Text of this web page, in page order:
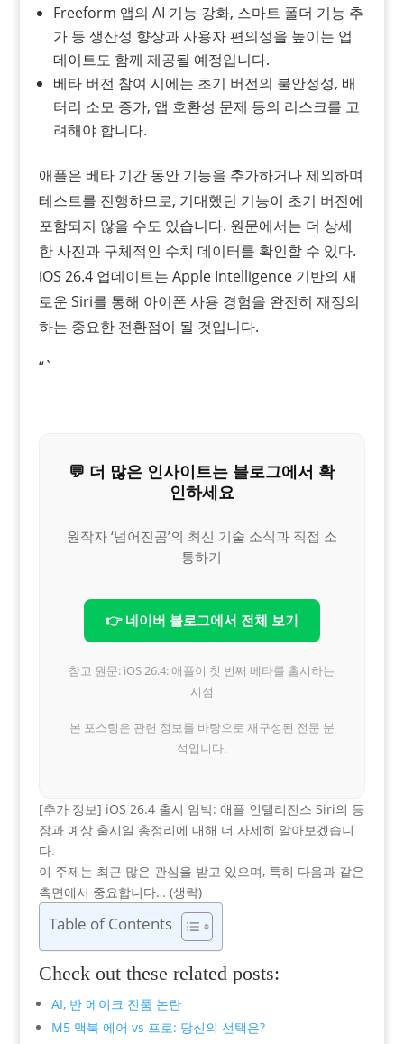
Freeform 앱의 AI 기능 강화, 스마트 폴더 기능 추
가 등 생산성 향상과 사용자 편의성을 높이는 업
데이트도 함께 제공될 예정입니다.
베타 버전 참여 시에는 초기 버전의 불안정성, 배
터리 소모 증가, 앱 호환성 문제 등의 리스크를 고
려해야 합니다.
애플은 베타 기간 동안 기능을 추가하거나 제외하며
테스트를 진행하므로, 기대했던 기능이 초기 버전에
포함되지 않을 수도 있습니다. 원문에서는 더 상세
한 사진과 구체적인 수치 데이터를 확인할 수 있다.
iOS 26.4 업데이트는 Apple Intelligence 기반의 새
로운 Siri를 통해 아이폰 사용 경험을 완전히 재정의
하는 중요한 전환점이 될 것입니다.
“`
💬 더 많은 인사이트는 블로그에서 확
인하세요
원작자 ‘넘어진곰’의 최신 기술 소식과 직접 소
통하기
👉 네이버 블로그에서 전체 보기
참고 원문: iOS 26.4: 애플이 첫 번째 베타를 출시하는
시점
본 포스팅은 관련 정보를 바탕으로 재구성된 전문 분
석입니다.
[추가 정보] iOS 26.4 출시 임박: 애플 인텔리전스 Siri의 등
장과 예상 출시일 총정리에 대해 더 자세히 알아보겠습니
다.
이 주제는 최근 많은 관심을 받고 있으며, 특히 다음과 같은
측면에서 중요합니다… (생략)
Table of Contents
Check out these related posts:
AI, 반 에이크 진품 논란
M5 맥북 에어 vs 프로: 당신의 선택은?